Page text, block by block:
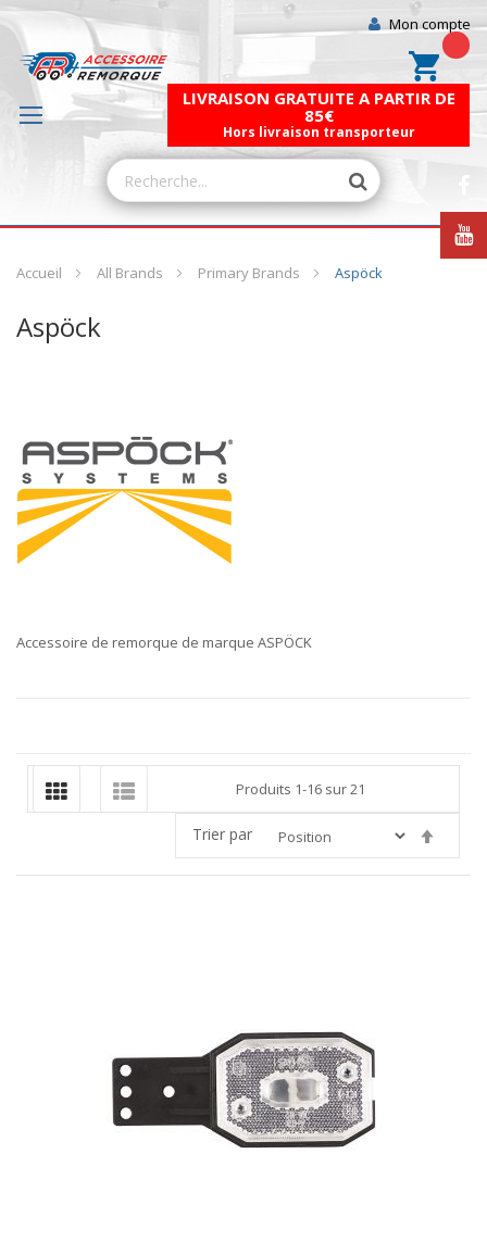
Mon compte
Mon
LIVRAISON GRATUITE A PARTIR DE
85€
Hors livraison transporteur
Accueil All Brands Primary Brands Aspöck
Aspöck
Accessoire de remorque de marque ASPÖCK
Produits 1-16 sur21
Trier par
ordre